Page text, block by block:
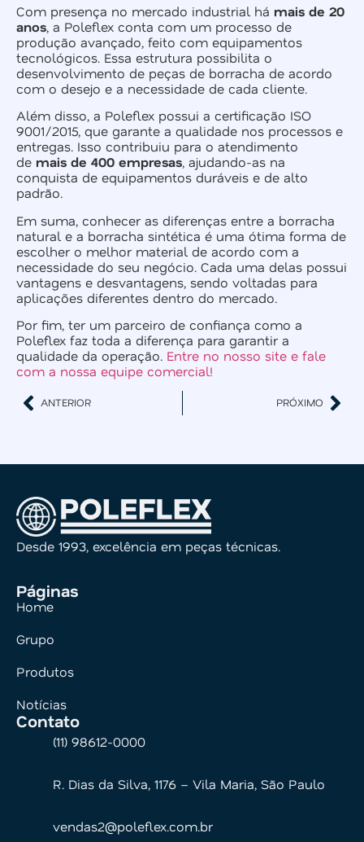
Com presença no mercado industrial há mais de 20
anos, a Poleflex conta com um processo de
produção avançado, feito com equipamentos
tecnológicos. Essa estrutura possibilita o
desenvolvimento de peças de borracha de acordo
com o desejo e a necessidade de cada cliente.
Além disso, a Poleflex possui a certificação ISO
9001/2015, que garante a qualidade nos processos e
entregas. Isso contribuiu para o atendimento
de mais de 400 empresas, ajudando-as na
conquista de equipamentos duráveis e de alto
padrão.
Em suma, conhecer as diferenças entre a borracha
natural e a borracha sintética é uma ótima forma de
escolher o melhor material de acordo com a
necessidade do seu negócio. Cada uma delas possui
vantagens e desvantagens, sendo voltadas para
aplicações diferentes dentro do mercado.
Por fim, ter um parceiro de confiança como a
Poleflex faz toda a diferença para garantir a
qualidade da operação. Entre no nosso site e fale
com a nossa equipe comercial!
ANTERIOR PRÓXIMO
Desde 1993, excelência em peças técnicas.
Páginas
Home
Grupo
Produtos
Notícias
Contato
(11) 98612-0000
R. Dias da Silva, 1176 – Vila Maria, São Paulo
vendas2@poleflex.com.br